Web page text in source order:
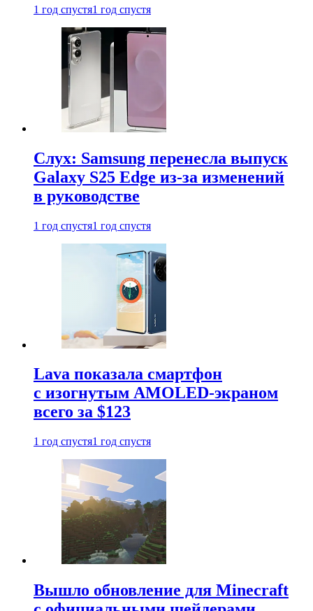
1 год спустя1 год спустя
Слух: Samsung перенесла выпуск
Galaxy S25 Edge из-за изменений
в руководстве
1 год спустя1 год спустя
Lava показала смартфон
с изогнутым AMOLED-экраном
всего за $123
1 год спустя1 год спустя
Вышло обновление для Minecraft